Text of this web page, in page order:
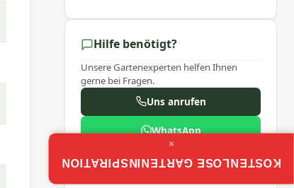
Hilfe benötigt?
Unsere Gartenexperten helfen Ihnen
gerne bei Fragen.
Uns anrufen
WhatsApp
KOSTENLOSE GARTENINSPIRATION
×